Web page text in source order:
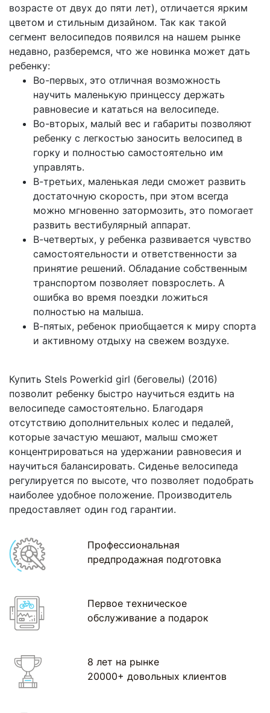
возрасте от двух до пяти лет), отличается ярким
цветом и стильным дизайном. Так как такой
сегмент велосипедов появился на нашем рынке
недавно, разберемся, что же новинка может дать
ребенку:
Во-первых, это отличная возможность
научить маленькую принцессу держать
равновесие и кататься на велосипеде.
Во-вторых, малый вес и габариты позволяют
ребенку с легкостью заносить велосипед в
горку и полностью самостоятельно им
управлять.
В-третьих, маленькая леди сможет развить
достаточную скорость, при этом всегда
можно мгновенно затормозить, это помогает
развить вестибулярный аппарат.
В-четвертых, у ребенка развивается чувство
самостоятельности и ответственности за
принятие решений. Обладание собственным
транспортом позволяет повзрослеть. А
ошибка во время поездки ложиться
полностью на малыша.
В-пятых, ребенок приобщается к миру спорта
и активному отдыху на свежем воздухе.
Купить Stels Powerkid girl (беговелы) (2016)
позволит ребенку быстро научиться ездить на
велосипеде самостоятельно. Благодаря
отсутствию дополнительных колес и педалей,
которые зачастую мешают, малыш сможет
концентрироваться на удержании равновесия и
научиться балансировать. Сиденье велосипеда
регулируется по высоте, что позволяет подобрать
наиболее удобное положение. Производитель
предоставляет один год гарантии.
Профессиональная
предпродажная подготовка
Первое техническое
обслуживание а подарок
8 лет на рынке
20000+ довольных клиентов